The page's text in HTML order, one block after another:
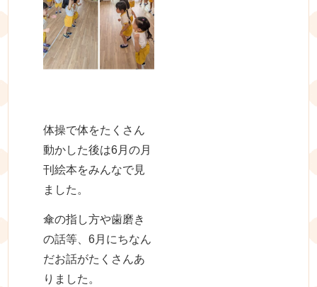
体操で体をたくさん
動かした後は6月の月
刊絵本をみんなで見
ました。
傘の指し方や歯磨き
の話等、6月にちなん
だお話がたくさんあ
りました。